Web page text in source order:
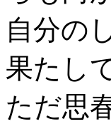
自分の
果たし
ただ思